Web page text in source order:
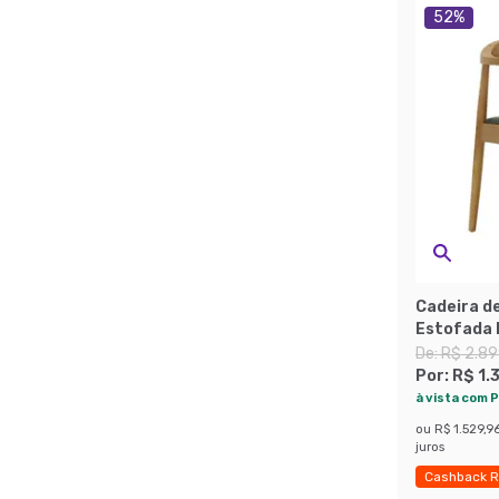
52%
Cadeira
Estofada
De:R$
Por: R$
à vista com
ou R$
juros
Cashback